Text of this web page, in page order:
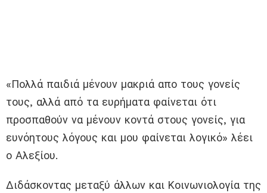
«Πολλά παιδιά μένουν μακριά απο τους γονείς
τους, αλλά από τα ευρήματα φαίνεται ότι
προσπαθούν να μένουν κοντά στους γονείς, για
ευνόητους λόγους και μου φαίνεται λογικό» λέει
ο Αλεξίου.
Διδάσκοντας μεταξύ άλλων και Κοινωνιολογία της